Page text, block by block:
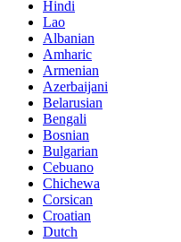
Hindi
Lao
Albanian
Amharic
Armenian
Azerbaijani
Belarusian
Bengali
Bosnian
Bulgarian
Cebuano
Chichewa
Corsican
Croatian
Dutch